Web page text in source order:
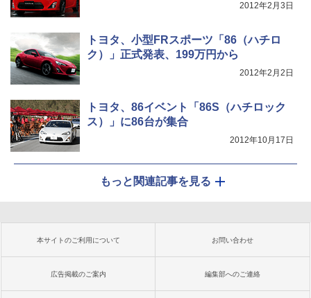
2012年2月3日
トヨタ、小型FRスポーツ「86（ハチロ
ク）」正式発表、199万円から
2012年2月2日
トヨタ、86イベント「86S（ハチロック
ス）」に86台が集合
2012年10月17日
もっと関連記事を見る
本サイトのご利用について お問い合わせ
広告掲載のご案内 編集部へのご連絡